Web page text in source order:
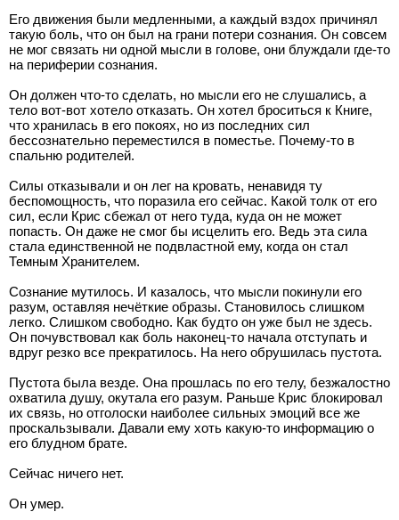
Его движения были медленными, а каждый вздох причинял
такую боль, что он был на грани потери сознания. Он совсем
не мог связать ни одной мысли в голове, они блуждали где-то
на периферии сознания.
Он должен что-то сделать, но мысли его не слушались, а
тело вот-вот хотело отказать. Он хотел броситься к Книге,
что хранилась в его покоях, но из последних сил
бессознательно переместился в поместье. Почему-то в
спальню родителей.
Силы отказывали и он лег на кровать, ненавидя ту
беспомощность, что поразила его сейчас. Какой толк от его
сил, если Крис сбежал от него туда, куда он не может
попасть. Он даже не смог бы исцелить его. Ведь эта сила
стала единственной не подвластной ему, когда он стал
Темным Хранителем.
Сознание мутилось. И казалось, что мысли покинули его
разум, оставляя нечёткие образы. Становилось слишком
легко. Слишком свободно. Как будто он уже был не здесь.
Он почувствовал как боль наконец-то начала отступать и
вдруг резко все прекратилось. На него обрушилась пустота.
Пустота была везде. Она прошлась по его телу, безжалостно
охватила душу, окутала его разум. Раньше Крис блокировал
их связь, но отголоски наиболее сильных эмоций все же
проскальзывали. Давали ему хоть какую-то информацию о
его блудном брате.
Сейчас ничего нет.
Он умер.